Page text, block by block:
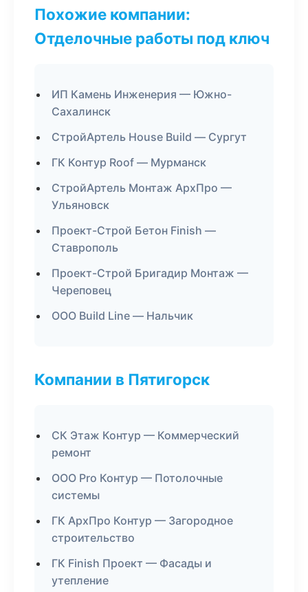
Похожие компании:
Отделочные работы под ключ
ИП Камень Инженерия — Южно-
Сахалинск
СтройАртель House Build — Сургут
ГК Контур Roof — Мурманск
СтройАртель Монтаж АрхПро —
Ульяновск
Проект-Строй Бетон Finish —
Ставрополь
Проект-Строй Бригадир Монтаж —
Череповец
ООО Build Line — Нальчик
Компании в Пятигорск
СК Этаж Контур — Коммерческий
ремонт
ООО Pro Контур — Потолочные
системы
ГК АрхПро Контур — Загородное
строительство
ГК Finish Проект — Фасады и
утепление